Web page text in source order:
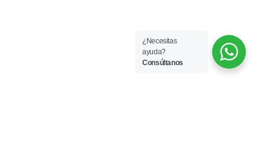
¿Necesitas
ayuda?
Consúltanos